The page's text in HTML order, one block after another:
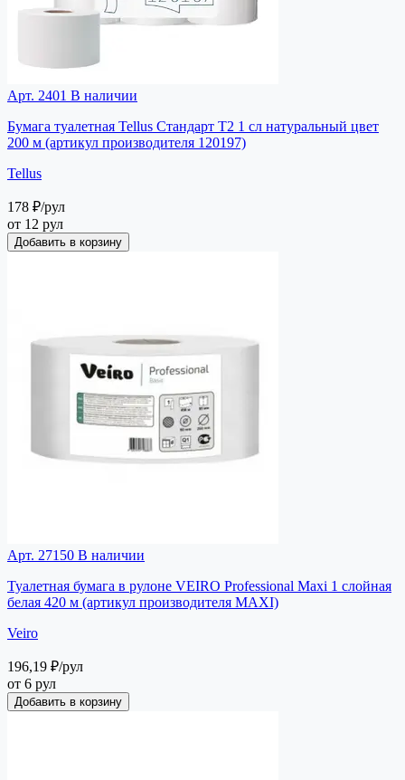
Арт. 2401 В наличии
Бумага туалетная Tellus Стандарт T2 1 сл натуральный цвет
200 м (артикул производителя 120197)
Tellus
178 ₽/рул
от 12 рул
Добавить в корзину
Арт. 27150 В наличии
Туалетная бумага в рулоне VEIRO Professional Maxi 1 слойная
белая 420 м (артикул производителя MAXI)
Veiro
196,19 ₽/рул
от 6 рул
Добавить в корзину